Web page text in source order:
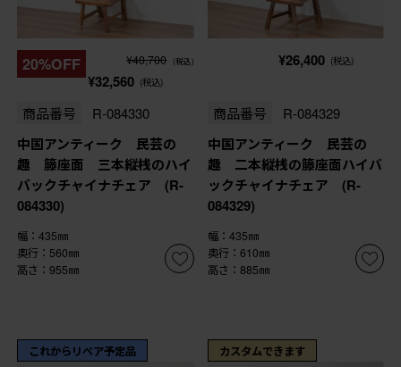
20%OFF ¥40,700 (税込)
¥32,560 (税込)
商品番号 R-084330
中国アンティーク 民芸の
趣 籐座面 三本縦桟のハイ
バックチャイナチェア (R-
084330)
幅：435㎜
奥行：560㎜
高さ：955㎜
¥26,400 (税込)
商品番号 R-084329
中国アンティーク 民芸の
趣 二本縦桟の籐座面ハイバ
ックチャイナチェア (R-
084329)
幅：435㎜
奥行：610㎜
高さ：885㎜
これからリペア予定品 カスタムできます